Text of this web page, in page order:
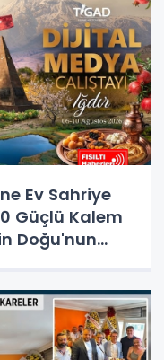
Ev Sahriye
Güçlü Kalem
Doğu'nun